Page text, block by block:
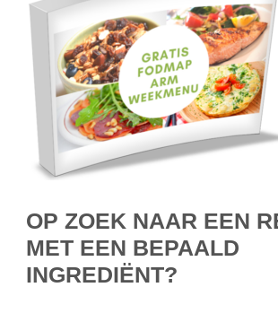
OP ZOEK NAAR EEN
MET EEN BEPAALD
INGREDIËNT?